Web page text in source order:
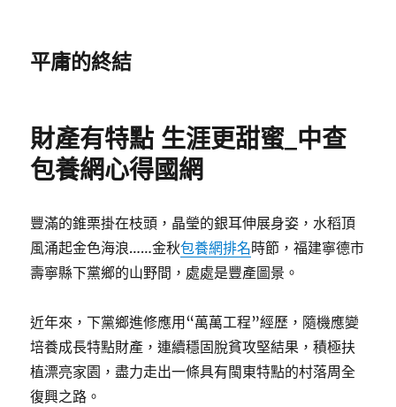
平庸的終結
財產有特點 生涯更甜蜜_中查
包養網心得國網
豐滿的錐栗掛在枝頭，晶瑩的銀耳伸展身姿，水稻頂
風涌起金色海浪……金秋包養網排名時節，福建寧德市
壽寧縣下黨鄉的山野間，處處是豐產圖景。
近年來，下黨鄉進修應用“萬萬工程”經歷，隨機應變
培養成長特點財產，連續穩固脫貧攻堅結果，積極扶
植漂亮家園，盡力走出一條具有閩東特點的村落周全
復興之路。